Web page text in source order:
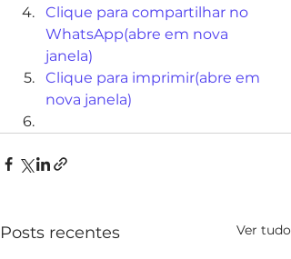
Clique para compartilhar no
WhatsApp(abre em nova
janela)
Clique para imprimir(abre em
nova janela)
Posts recentes Ver tudo